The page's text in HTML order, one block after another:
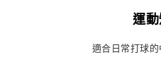
每筆NT$80，滿NT$1,500(含以上)
運
適合日常打球